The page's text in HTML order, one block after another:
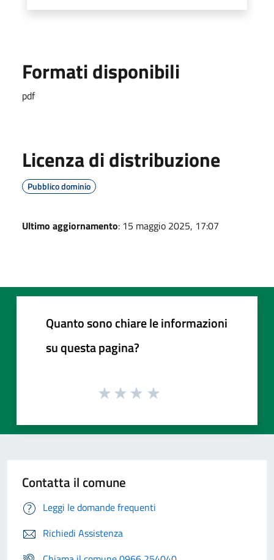
Formati disponibili
pdf
Licenza di distribuzione
Pubblico dominio
Ultimo aggiornamento: 15 maggio 2025, 17:07
Quanto sono chiare le informazioni
su questa pagina?
Contatta il comune
Leggi le domande frequenti
Richiedi Assistenza